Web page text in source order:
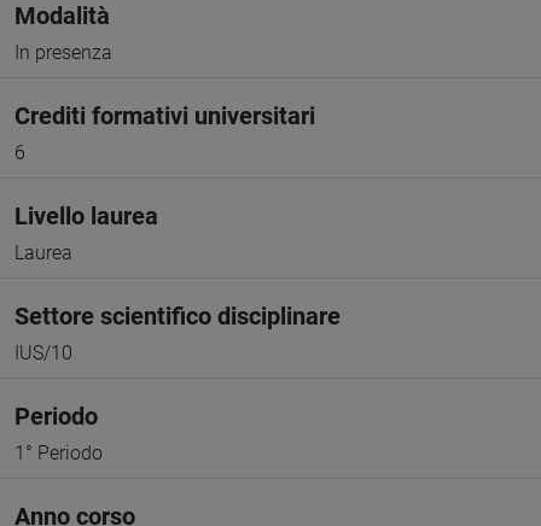
Modalità
In presenza
Crediti formativi universitari
6
Livello laurea
Laurea
Settore scientifico disciplinare
IUS/10
Periodo
1° Periodo
Anno corso